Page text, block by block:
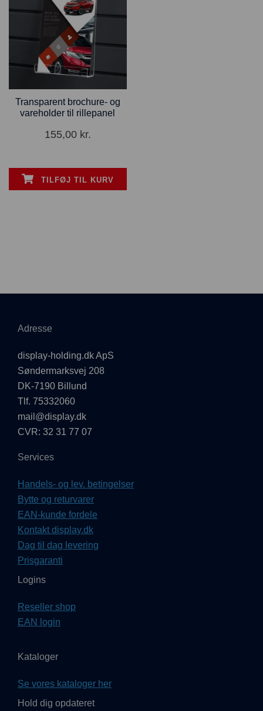
Transparent brochure- og
vareholder til rillepanel
155,00 kr.
TILFØJ TIL KURV
Adresse
display-holding.dk ApS
Søndermarksvej 208
DK-7190 Billund
Tlf. 75332060
mail@display.dk
CVR: 32 31 77 07
Services
Handels- og lev. betingelser
Bytte og returvarer
EAN-kunde fordele
Kontakt display.dk
Dag til dag levering
Prisgaranti
Logins
Reseller shop
EAN login
Kataloger
Se vores kataloger her
Hold dig opdateret